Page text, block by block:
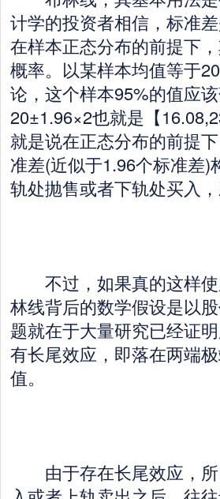
计学的投资者相信，标准
在样本正态分布的前提下
概率。以某样本均值等于
论，这个样本95%的值应
20±1.96×2也就是【
就是说在正态分布的前提
准差(近似于1.96个标准差
轨处抛售或者下轨处买入
不过，如果真的这样使
林线背后的数学假设是以
题就在于大量研究已经证
有长尾效应，即落在两端
值。
由于存在长尾效应，所